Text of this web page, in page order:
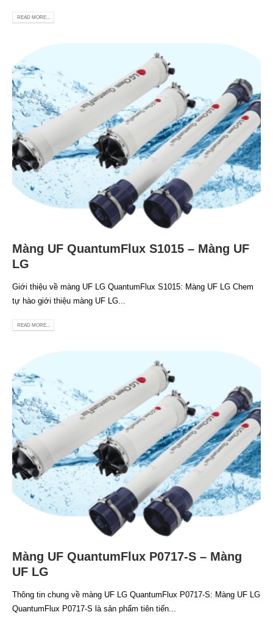
READ MORE...
Màng UF QuantumFlux S1015 – Màng UF
LG
Giới thiệu về màng UF LG QuantumFlux S1015: Màng UF LG Chem
tự hào giới thiệu màng UF LG...
READ MORE...
Màng UF QuantumFlux P0717-S – Màng
UF LG
Thông tin chung về màng UF LG QuantumFlux P0717-S: Màng UF LG
QuantumFlux P0717-S là sản phẩm tiên tiến...